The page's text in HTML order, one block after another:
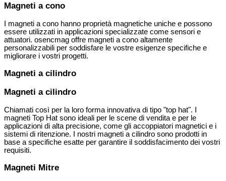
Magneti a cono
I magneti a cono hanno proprietà magnetiche uniche e possono
essere utilizzati in applicazioni specializzate come sensori e
attuatori. osencmag offre magneti a cono altamente
personalizzabili per soddisfare le vostre esigenze specifiche e
migliorare i vostri progetti.
Magneti a cilindro
Magneti a cilindro
Chiamati così per la loro forma innovativa di tipo "top hat". I
magneti Top Hat sono ideali per le scene di vendita e per le
applicazioni di alta precisione, come gli accoppiatori magnetici e i
sistemi di ritenzione. I nostri magneti a cilindro sono prodotti in
base a specifiche esatte per garantire il soddisfacimento dei vostri
requisiti.
Magneti Mitre